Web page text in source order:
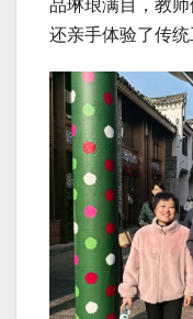
品琳琅满目，教师
还亲手体验了传统